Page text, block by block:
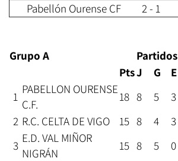
Pabellón Ourense CF 2 - 1
Grupo A Partidos
PtsJ G E
1
PABELLON OURENSE
C.F.
18 8 5 3
2 R.C. CELTA DE VIGO 15 8 4 3
3
E.D. VAL MIÑOR
NIGRÁN
15 8 5 0